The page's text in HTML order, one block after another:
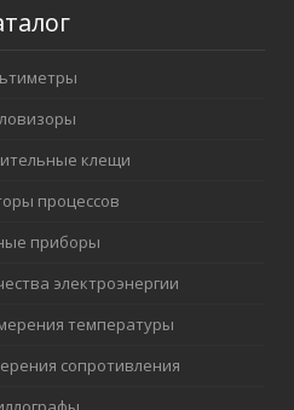
клещи
процессов
приборы
электроэнергии
температуры
сопротивления